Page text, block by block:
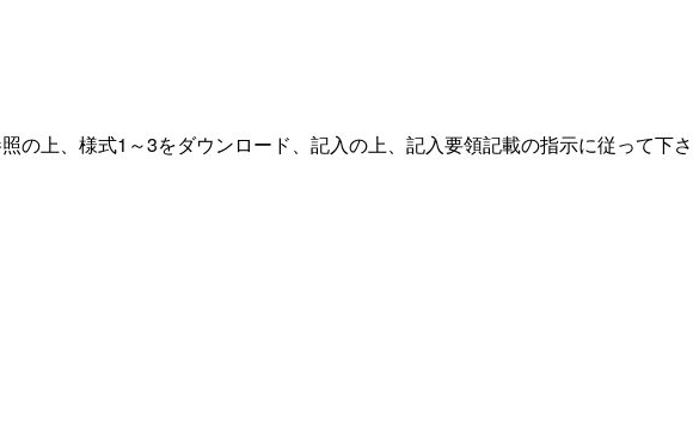
の上、様式1～3をダウンロード、記入の上、記入要領記載の指示に従って下